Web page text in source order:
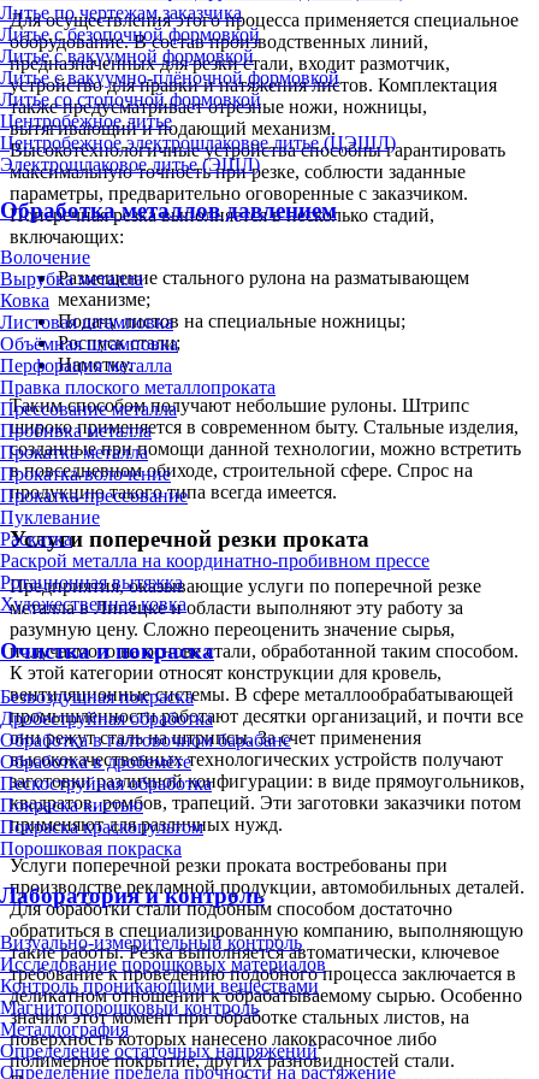
Литье по чертежам заказчика
Литье с безопочной формовкой
Литье с вакуумной формовкой
Литье с вакуумно-плёночной формовкой
Литье со стопочной формовкой
Центробежное литье
Центробежное электрошлаковое литье (ЦЭШЛ)
Электрошлаковое литье (ЭШЛ)
Обработка металлов давлением
Волочение
Вырубка металла
Ковка
Листовая штамповка
Объёмная штамповка
Перфорация металла
Правка плоского металлопроката
Прессование металла
Пробивка металла
Прокатка металла
Прокатка-волочение
Прокатка-прессование
Пуклевание
Раскатка
Раскрой металла на координатно-пробивном прессе
Ротационная вытяжка
Художественная ковка
Очистка и покраска
Безвоздушная покраска
Дробеструйная обработка
Обработка в галтовочном барабане
Обработка в дробемёте
Пескоструйная обработка
Покраска кистью
Покраска краскопультом
Порошковая покраска
Лаборатория и контроль
Визуально-измерительный контроль
Исследование порошковых материалов
Контроль проникающими веществами
Магнитопорошковый контроль
Металлография
Определение остаточных напряжений
Определение предела прочности на растяжение
Для осуществления этого процесса применяется специальное
оборудование. В состав производственных линий,
предназначенных для резки стали, входит размотчик,
устройство для правки и натяжения листов. Комплектация
также предусматривает отрезные ножи, ножницы,
вытягивающий и подающий механизм.
Высокотехнологичные устройства способны гарантировать
максимальную точность при резке, соблюсти заданные
параметры, предварительно оговоренные с заказчиком.
Поперечная резка выполняется в несколько стадий,
включающих:
Размещение стального рулона на разматывающем
механизме;
Подачу листов на специальные ножницы;
Роспуск стали;
Намотку.
Таким способом получают небольшие рулоны. Штрипс
широко применяется в современном быту. Стальные изделия,
созданные при помощи данной технологии, можно встретить
в повседневном обиходе, строительной сфере. Спрос на
продукцию такого типа всегда имеется.
Услуги поперечной резки проката
Предприятия, оказывающие услуги по поперечной резке
металла в Липецке и области выполняют эту работу за
разумную цену. Сложно переоценить значение сырья,
получаемого на основе стали, обработанной таким способом.
К этой категории относят конструкции для кровель,
вентиляционные системы. В сфере металлообрабатывающей
промышленности работают десятки организаций, и почти все
они режут сталь на штрипсы. За счет применения
высококачественных технологических устройств получают
заготовки различной конфигурации: в виде прямоугольников,
квадратов, ромбов, трапеций. Эти заготовки заказчики потом
применяют для различных нужд.
Услуги поперечной резки проката востребованы при
производстве рекламной продукции, автомобильных деталей.
Для обработки стали подобным способом достаточно
обратиться в специализированную компанию, выполняющую
такие работы. Резка выполняется автоматически, ключевое
требование к проведению подобного процесса заключается в
деликатном отношении к обрабатываемому сырью. Особенно
значим этот момент при обработке стальных листов, на
поверхность которых нанесено лакокрасочное либо
полимерное покрытие, других разновидностей стали.